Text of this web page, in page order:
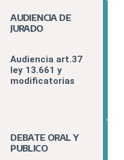
AUDIENCIA DE
JURADO
Audiencia art.37
ley 13.661 y
modificatorias
DEBATE ORAL Y
PUBLICO